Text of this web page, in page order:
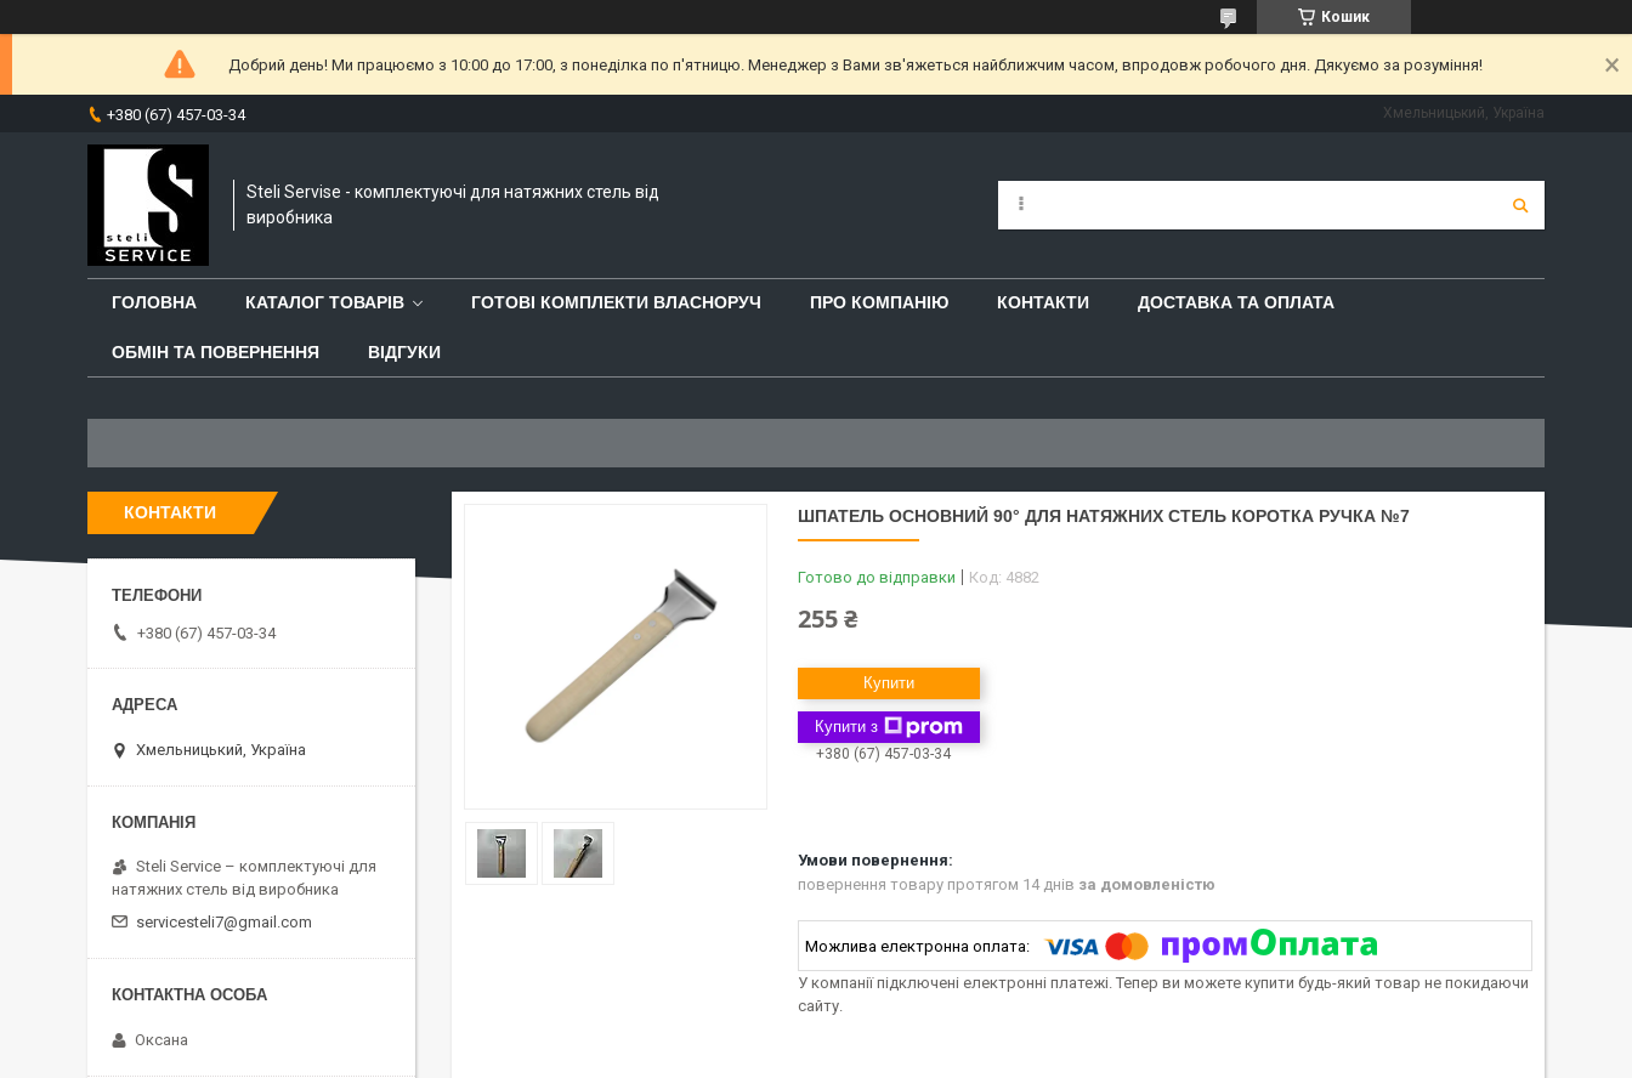
Кошик
Добрий день! Ми працюємо з 10:00 до 17:00, з понеділка по п'ятницю. Менеджер з Вами зв'яжеться найближчим часом, впродовж робочого дня. Дякуємо за розуміння!
+380 (67) 457-03-34 Хмельницький, Україна
Steli Servise - комплектуючі для натяжних стель від
виробника
ГОЛОВНА КАТАЛОГ ТОВАРІВ ГОТОВІ КОМПЛЕКТИ ВЛАСНОРУЧ ПРО КОМПАНІЮ КОНТАКТИ ДОСТАВКА ТА ОПЛАТА
ОБМІН ТА ПОВЕРНЕННЯ ВІДГУКИ
ШПАТЕЛЬ ОСНОВНИЙ 90° ДЛЯ НАТЯЖНИХ СТЕЛЬ КОРОТКА РУЧКА №7
Готово до відправки Код: 4882
255 ₴
Купити
Купити з
+380 (67) 457-03-34
повернення товару протягом 14 днів за домовленістю
У компанії підключені електронні платежі. Тепер ви можете купити будь-який товар не покидаючи
сайту.
КОНТАКТИ
+380 (67) 457-03-34
Хмельницький, Україна
Steli Service – комплектуючі для
натяжних стель від виробника
servicesteli7@gmail.com
Оксана